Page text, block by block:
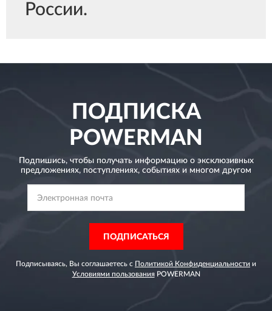
России.
ПОДПИСКА
POWERMAN
Подпишись, чтобы получать информацию о эксклюзивных
предложениях, поступлениях, событиях и многом другом
ПОДПИСАТЬСЯ
Подписываясь, Вы соглашаетесь с Политикой Конфиденциальности и
Условиями пользованияPOWERMAN